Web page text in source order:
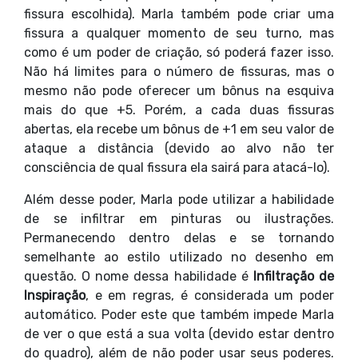
fissura escolhida). Marla também pode criar uma
fissura a qualquer momento de seu turno, mas
como é um poder de criação, só poderá fazer isso.
Não há limites para o número de fissuras, mas o
mesmo não pode oferecer um bônus na esquiva
mais do que +5. Porém, a cada duas fissuras
abertas, ela recebe um bônus de +1 em seu valor de
ataque a distância (devido ao alvo não ter
consciência de qual fissura ela sairá para atacá-lo).
Além desse poder, Marla pode utilizar a habilidade
de se infiltrar em pinturas ou ilustrações.
Permanecendo dentro delas e se tornando
semelhante ao estilo utilizado no desenho em
questão. O nome dessa habilidade é Infiltração de
Inspiração, e em regras, é considerada um poder
automático. Poder este que também impede Marla
de ver o que está a sua volta (devido estar dentro
do quadro), além de não poder usar seus poderes.